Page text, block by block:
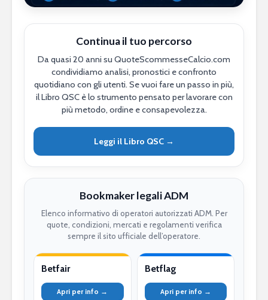
Continua il tuo percorso
Da quasi 20 anni su QuoteScommesseCalcio.com
condividiamo analisi, pronostici e confronto
quotidiano con gli utenti. Se vuoi fare un passo in più,
il Libro QSC è lo strumento pensato per lavorare con
più metodo, ordine e consapevolezza.
Leggi il Libro QSC →
Bookmaker legali ADM
Elenco informativo di operatori autorizzati ADM. Per
quote, condizioni, mercati e regolamenti verifica
sempre il sito ufficiale dell’operatore.
Betfair
Apri per info →
Betflag
Apri per info →